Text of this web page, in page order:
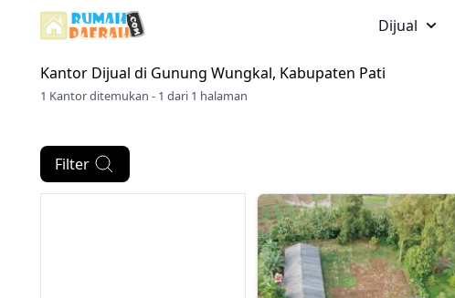
Dijual
Kantor Dijual di Gunung Wungkal, Kabupaten Pati
1 Kantor ditemukan - 1 dari 1 halaman
Filter